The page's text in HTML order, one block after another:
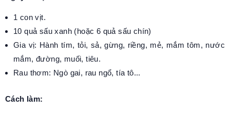
1 con vịt.
10 quả sấu xanh (hoặc 6 quả sấu chín)
Gia vị: Hành tím, tỏi, sả, gừng, riềng, mẻ, mắm tôm, nước
mắm, đường, muối, tiêu.
Rau thơm: Ngò gai, rau ngổ, tía tô...
Cách làm: